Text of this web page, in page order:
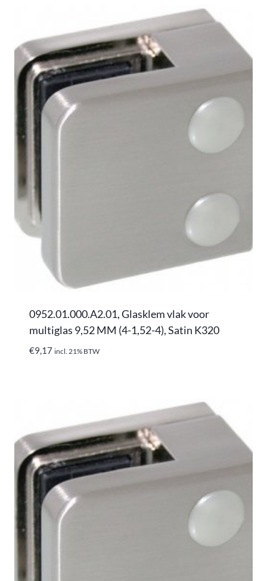
0952.01.000.A2.01, Glasklem vlak voor
multiglas 9,52 MM (4-1,52-4), Satin K320
€9,17 incl. 21% BTW